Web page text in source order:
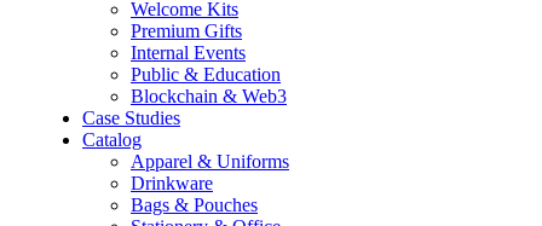
Welcome Kits
Premium Gifts
Internal Events
Public & Education
Blockchain & Web3
Case Studies
Catalog
Apparel & Uniforms
Drinkware
Bags & Pouches